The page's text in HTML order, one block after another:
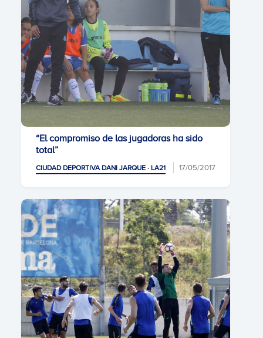
“El compromiso de las jugadoras ha sido
total”
CIUDAD DEPORTIVA DANI JARQUE · LA21 17/05/2017